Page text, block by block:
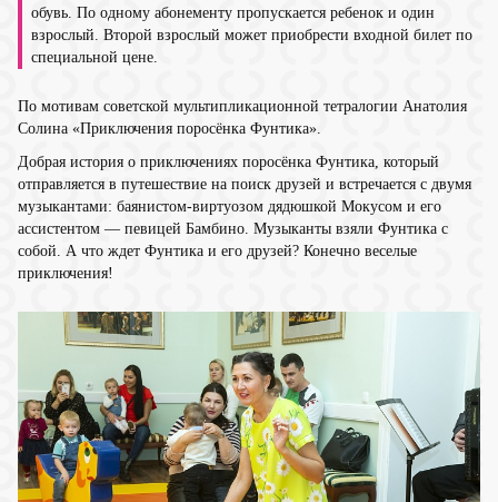
обувь. По одному абонементу пропускается ребенок и один
взрослый. Второй взрослый может приобрести входной билет по
специальной цене.
По мотивам советской мультипликационной тетралогии Анатолия
Солина «Приключения поросёнка Фунтика».
Добрая история о приключениях поросёнка Фунтика, который
отправляется в путешествие на поиск друзей и встречается с двумя
музыкантами: баянистом-виртуозом дядюшкой Мокусом и его
ассистентом — певицей Бамбино. Музыканты взяли Фунтика с
собой. А что ждет Фунтика и его друзей? Конечно веселые
приключения!